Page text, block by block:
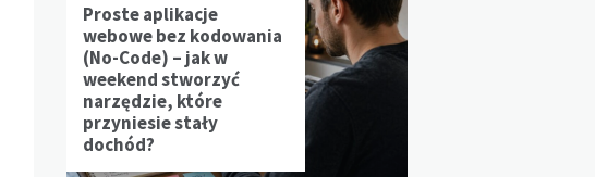
Proste aplikacje
webowe bez kodowania
(No-Code) – jak w
weekend stworzyć
narzędzie, które
przyniesie stały
dochód?